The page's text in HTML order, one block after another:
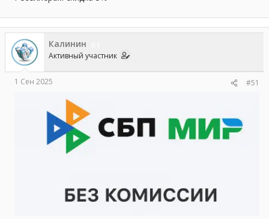
Калинин
Активный участник
1 Сен 2025 #51